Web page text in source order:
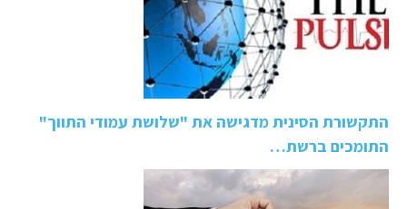
התקשורת הסינית מדגישה את "שלושת עמודי התווך"
התומכים ברשת…